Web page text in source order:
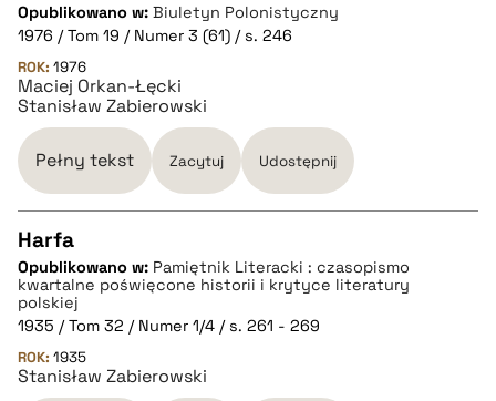
pobierz cytat
BIBTEX
pobierz cytat
Opublikowano w: Biuletyn Polonistyczny
1976 / Tom 19 / Numer 3 (61) / s. 246
ROK: 1976
Maciej Orkan-Łęcki
Stanisław Zabierowski
Pełny tekst Zacytuj Udostępnij
CZYSTY TEKST
Harfa
Opublikowano w: Pamiętnik Literacki : czasopismo
kwartalne poświęcone historii i krytyce literatury
polskiej
1935 / Tom 32 / Numer 1/4 / s. 261 - 269
ROK: 1935
Stanisław Zabierowski